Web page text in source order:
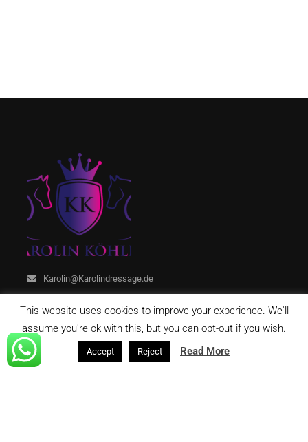
Karolin@Karolindressage.de
This website uses cookies to improve your experience. We'll
assume you're ok with this, but you can opt-out if you wish.
Accept Reject Read More